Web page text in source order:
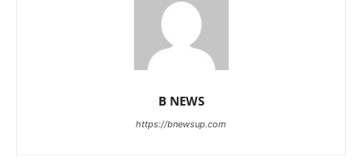
B NEWS
https://bnewsup.com